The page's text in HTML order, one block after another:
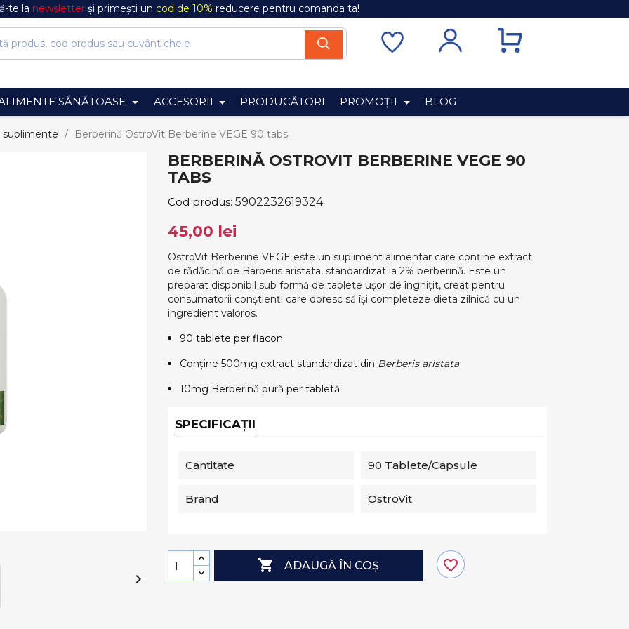
te la newsletterși primești un cod de 10% reducere pentru comanda ta!
SĂNĂTOASE ACCESORII PRODUCĂTORI PROMOȚII BLOG
suplimente Berberină OstroVit Berberine VEGE 90 tabs

BERBERINĂ OSTROVIT BERBERINE VEGE 90
TABS
Cod produs: 5902232619324
45,00 lei
OstroVit Berberine VEGE este un supliment alimentar care conține extract
de rădăcină de Barberis aristata, standardizat la 2% berberină. Este un
preparat disponibil sub formă de tablete ușor de înghițit, creat pentru
consumatorii conștienți care doresc să își completeze dieta zilnică cu un
ingredient valoros.
90 tablete per flacon
Conține 500mg extract standardizat din Berberis aristata
10mg Berberină pură per tabletă
SPECIFICAȚII
Cantitate 90 Tablete/capsule
Brand OstroVit
 ADAUGĂ ÎN COȘ favorite_border